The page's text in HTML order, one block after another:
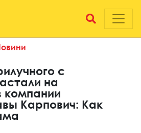
с
на
компании
Карпович: Как